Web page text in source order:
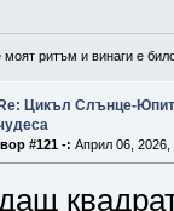
моят ритъм и винаги е
Цикъл Слънце-
#121 -: Април 06, 2026,